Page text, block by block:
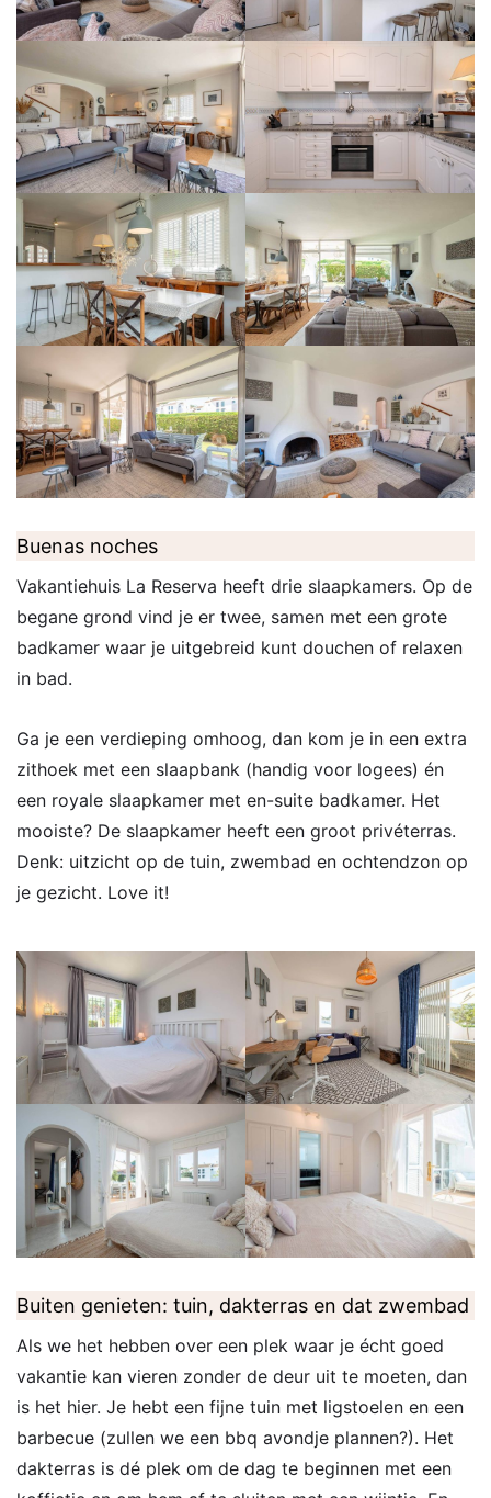
Buenas noches
Vakantiehuis La Reserva heeft drie slaapkamers. Op de
begane grond vind je er twee, samen met een grote
badkamer waar je uitgebreid kunt douchen of relaxen
in bad.
Ga je een verdieping omhoog, dan kom je in een extra
zithoek met een slaapbank (handig voor logees) én
een royale slaapkamer met en-suite badkamer. Het
mooiste? De slaapkamer heeft een groot privéterras.
Denk: uitzicht op de tuin, zwembad en ochtendzon op
je gezicht. Love it!
Buiten genieten: tuin, dakterras en dat zwembad
Als we het hebben over een plek waar je écht goed
vakantie kan vieren zonder de deur uit te moeten, dan
is het hier. Je hebt een fijne tuin met ligstoelen en een
barbecue (zullen we een bbq avondje plannen?). Het
dakterras is dé plek om de dag te beginnen met een